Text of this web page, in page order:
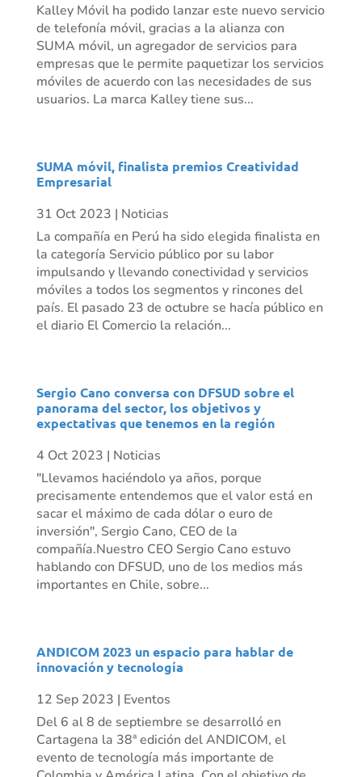
Kalley Móvil ha podido lanzar este nuevo servicio
de telefonía móvil, gracias a la alianza con
SUMA móvil, un agregador de servicios para
empresas que le permite paquetizar los servicios
móviles de acuerdo con las necesidades de sus
usuarios. La marca Kalley tiene sus...
SUMA móvil, finalista premios Creatividad
Empresarial
31 Oct 2023 | Noticias
La compañía en Perú ha sido elegida finalista en
la categoría Servicio público por su labor
impulsando y llevando conectividad y servicios
móviles a todos los segmentos y rincones del
país. El pasado 23 de octubre se hacía público en
el diario El Comercio la relación...
Sergio Cano conversa con DFSUD sobre el
panorama del sector, los objetivos y
expectativas que tenemos en la región
4 Oct 2023 | Noticias
"Llevamos haciéndolo ya años, porque
precisamente entendemos que el valor está en
sacar el máximo de cada dólar o euro de
inversión", Sergio Cano, CEO de la
compañía.Nuestro CEO Sergio Cano estuvo
hablando con DFSUD, uno de los medios más
importantes en Chile, sobre...
ANDICOM 2023 un espacio para hablar de
innovación y tecnología
12 Sep 2023 | Eventos
Del 6 al 8 de septiembre se desarrolló en
Cartagena la 38ª edición del ANDICOM, el
evento de tecnología más importante de